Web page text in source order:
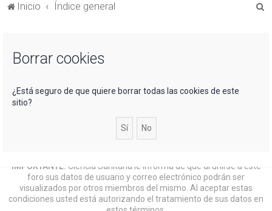
Inicio Índice general
Borrar cookies
¿Está seguro de que quiere borrar todas las cookies de este
sitio?
IMPORTANTE: Ciencia Sanitaria le informa de que al unirse a este
foro sus datos de usuario y correo electrónico podrán ser
visualizados por otros miembros del mismo. Al aceptar estas
condiciones usted está autorizando el tratamiento de sus datos en